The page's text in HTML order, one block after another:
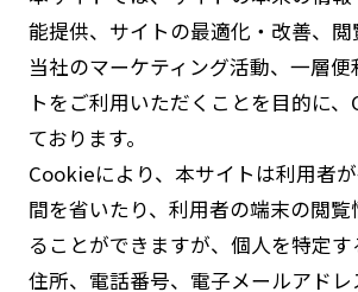
能提供、サイトの最適化・改善、閲
当社のマーケティング活動、一層
トをご利用いただくことを目的に
ております。
Cookieにより、本サイトは利用者
間を省いたり、利用者の端末の閲
ることができますが、個人を特定
住所、電話番号、電子メールアド